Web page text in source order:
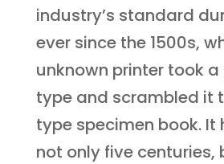
industry’s standard
ever since the 1500s,
unknown printer took
type and scrambled it
type specimen book. It
not only five centuries,